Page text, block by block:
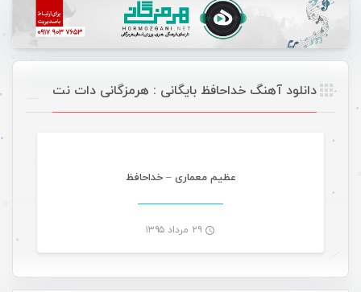
دانلود آهنگ خداحافظ بایگانی : هرمزگانی دات نت
عظیم معماری – خداحافظ
۲۹ مرداد ۱۳۹۵